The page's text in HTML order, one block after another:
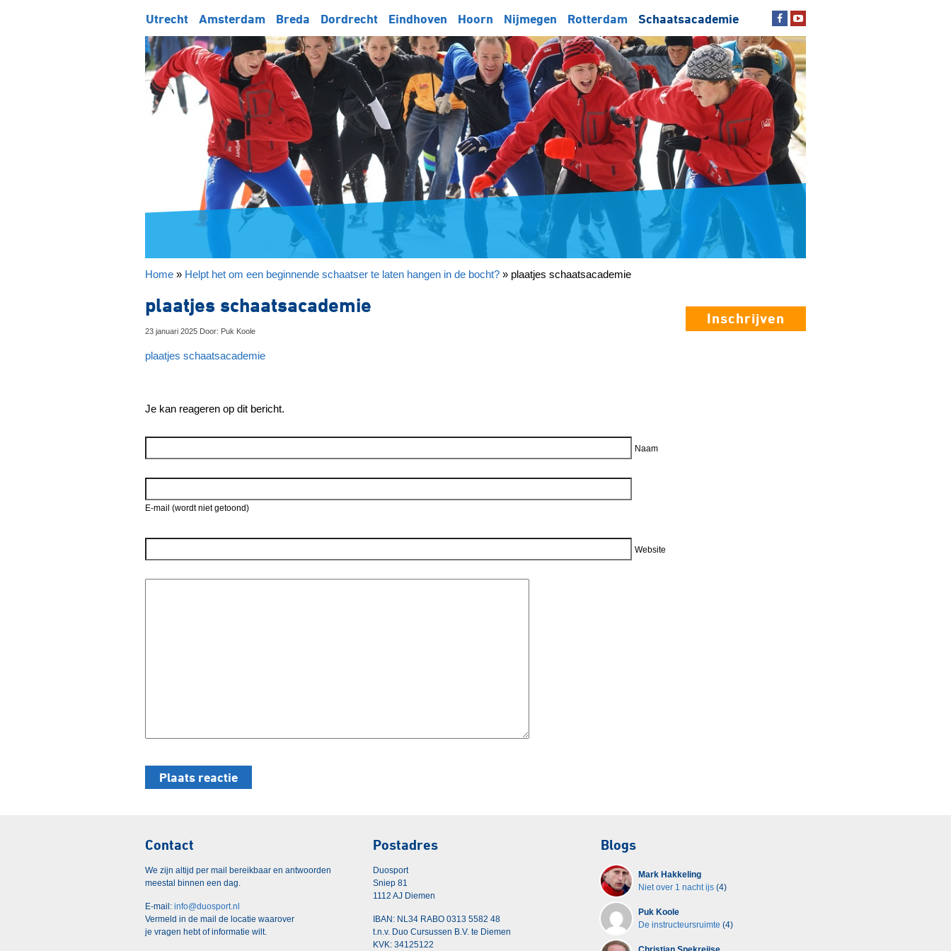
Utrecht Amsterdam Breda Dordrecht Eindhoven Hoorn Nijmegen Rotterdam Schaatsacademie
Home » Helpt het om een beginnende schaatser te laten hangen in de bocht? » plaatjes schaatsacademie
Inschrijven
plaatjes schaatsacademie
23 januari 2025 Door: Puk Koole
plaatjes schaatsacademie
Je kan reageren op dit bericht.
Naam
E-mail (wordt niet getoond)
Website
Contact
We zijn altijd per mail bereikbaar en antwoorden
meestal binnen een dag.
E-mail: info@duosport.nl
Vermeld in de mail de locatie waarover
je vragen hebt of informatie wilt.
Postadres
Duosport
Sniep 81
1112 AJ Diemen
IBAN: NL34 RABO 0313 5582 48
t.n.v. Duo Cursussen B.V. te Diemen
KVK: 34125122
Blogs
Mark Hakkeling
Niet over 1 nacht ijs (4)
Puk Koole
De instructeursruimte (4)